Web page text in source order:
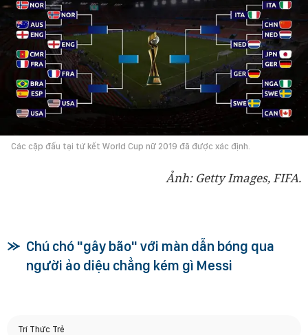
Các cặp đấu tại tứ kết World Cup nữ 2019 đã được xác định.
Ảnh: Getty Images, FIFA.
Chú chó "gây bão" với màn dẫn bóng qua
người ảo diệu chẳng kém gì Messi
Trí Thức Trẻ